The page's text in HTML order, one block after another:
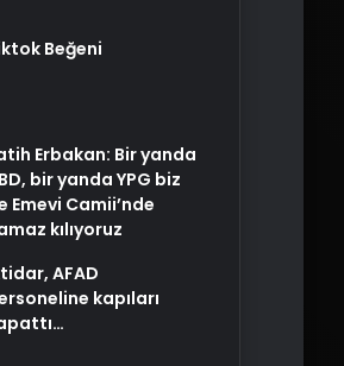
Beğeni
Erbakan: Bir yanda
bir yanda YPG biz
Emevi Camii’nde
kılıyoruz
AFAD
kapıları